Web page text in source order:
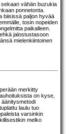
vähän buzukia
ponnetonta.
biisissä paljon hyvää
tosin nopeiden
paikalleen.
jalostustasoon
mielenkiintoinen
merkitty
on kyse,
äänitysmetodi
laulu tuo
varsinkin
melko